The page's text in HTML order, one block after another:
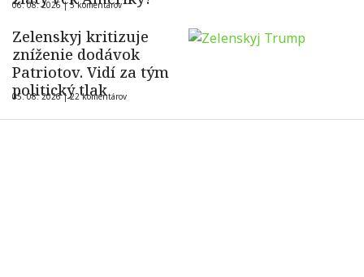
06. 08. 2026 |5 komentárov
Zelenskyj kritizuje
zníženie dodávok
Patriotov. Vidí za tým
politický tlak
05. 08. 2026 |22 komentárov